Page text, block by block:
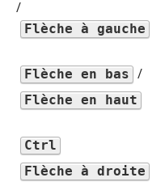
/
Flèche à gauche
Flèche en bas /
Flèche en haut
Ctrl
Flèche à droite